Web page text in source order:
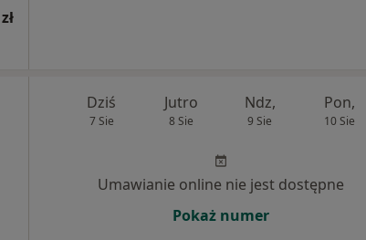
Dziś
7 Sie
Jutro
8 Sie
Ndz,
9 Sie
Pon,
10 Sie
Umawianie online nie jest dostępne
Pokaż numer